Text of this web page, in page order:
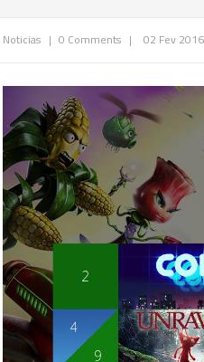
Noticias | 0 Comments | 02 Fev 2016